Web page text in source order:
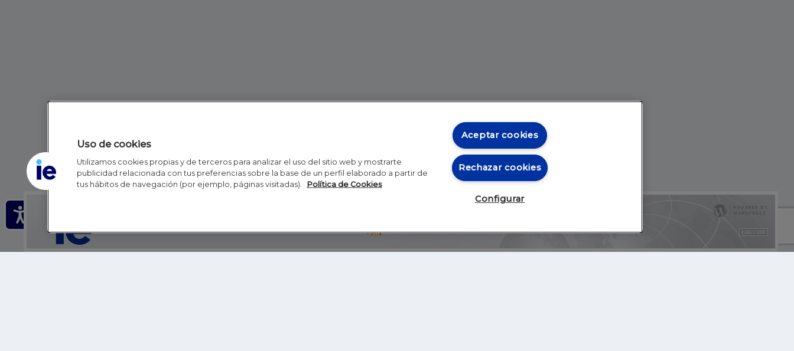
Inicio RSS
Uso de cookies
Utilizamos cookies propias y de terceros para analizar el uso del sitio web y mostrarte
publicidad relacionada con tus preferencias sobre la base de un perfil elaborado a partir de
tus hábitos de navegación (por ejemplo, páginas visitadas).
Política de Cookies
Aceptar cookies
Rechazar cookies
Configurar